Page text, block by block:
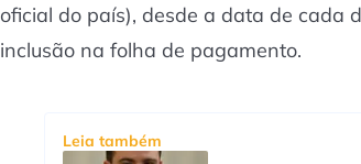
oficial do país), desde a data de cada
inclusão na folha de pagamento.
Leia também